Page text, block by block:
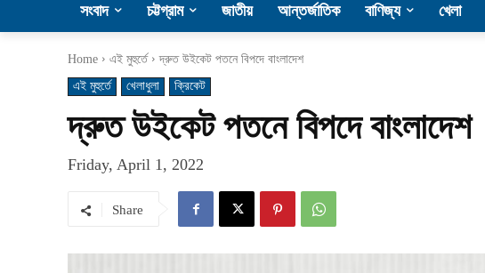
সংবাদ চট্টগ্রাম জাতীয় আন্তর্জাতিক বাণিজ্য খেলা
Home এই মুহুর্তে
দ্রুত উইকেট পতনে বিপদে বাংলাদেশ
এই মুহুর্তে
খেলাধুলা ক্রিকেট
দ্রুত উইকেট পতনে বিপদে বাংলাদেশ
Friday, April 1, 2022
Share